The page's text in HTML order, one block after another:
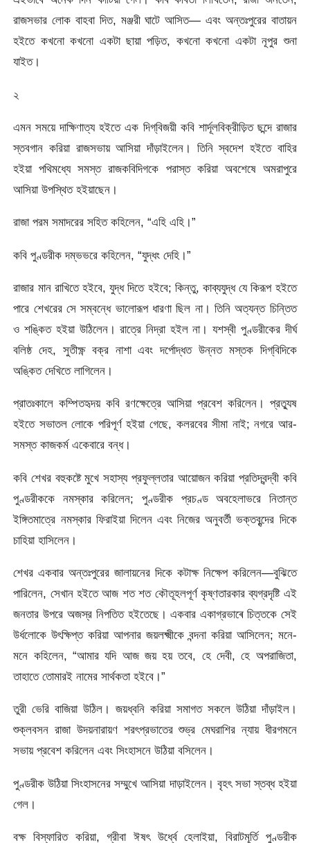
রাজসভার লােক বাহবা দিত, মঞ্জরী ঘাটে আসিত— এবং অন্তঃপুরের বাতায়ন
হইতে কখনাে কখনাে একটা ছায়া পড়িত, কখনাে কখনো একটা নূপুর শুনা
যাইত।
২
এমন সময়ে দাক্ষিণাত্য হইতে এক দিগ্‌বিজয়ী কবি শার্দূলবিক্রীড়িত ছন্দে রাজার
স্তবগান করিয়া রাজসভায় আসিয়া দাঁড়াইলেন। তিনি স্বদেশ হইতে বাহির
হইয়া পথিমধ্যে সমস্ত রাজকবিদিগকে পরাস্ত করিয়া অবশেষে অমরাপুরে
আসিয়া উপস্থিত হইয়াছেন।
রাজা পরম সমাদরের সহিত কহিলেন, “এহি এহি।”
কবি পুণ্ডরীক দম্ভভরে কহিলেন, “যুদ্ধং দেহি।”
রাজার মান রাখিতে হইবে, যুদ্ধ দিতে হইবে; কিন্তু, কাব্যযুদ্ধ যে কিরূপ হইতে
পারে শেখরের সে সম্বন্ধে ভালােরূপ ধারণা ছিল না। তিনি অত্যন্ত চিন্তিত
ও শঙ্কিত হইয়া উঠিলেন। রাত্রে নিদ্রা হইল না। যশস্বী পুণ্ডরীকের দীর্ঘ
বলিষ্ঠ দেহ, সুতীক্ষ্ণ বক্র নাশা এবং দর্পোদ্ধত উন্নত মস্তক দিগ্‌বিদিকে
অঙ্কিত দেখিতে লাগিলেন।
প্রাতঃকালে কম্পিতহৃদয় কবি রণক্ষেত্রে আসিয়া প্রবেশ করিলেন। প্রত্যুষ
হইতে সভাতল লােকে পরিপূর্ণ হইয়া গেছে, কলরবের সীমা নাই; নগরে আর-
সমস্ত কাজকর্ম একেবারে বন্ধ।
কবি শেখর বহুকষ্টে মুখে সহাস্য প্রফুল্লতার আয়ােজন করিয়া প্রতিদ্বন্দ্বী কবি
পুণ্ডরীককে নমস্কার করিলেন; পুণ্ডরীক প্রচণ্ড অবহেলাভরে নিতান্ত
ইঙ্গিতমাত্রে নমস্কার ফিরাইয়া দিলেন এবং নিজের অনুবর্তী ভক্তবৃন্দের দিকে
চাহিয়া হাসিলেন।
শেখর একবার অন্তঃপুরের জালায়নের দিকে কটাক্ষ নিক্ষেপ করিলেন—বুঝিতে
পারিলেন, সেখান হইতে আজ শত শত কৌতূহলপূর্ণ কৃষ্ণতারকারব্যগ্রদৃষ্টি এই
জনতার উপরে অজস্র নিপতিত হইতেছে। একবার একাগ্রভাৰে চিত্তকে সেই
উর্ধলােকে উৎক্ষিপ্ত করিয়া আপনার জয়লক্ষ্মীকে বন্দনা করিয়া আসিলেন; মনে-
মনে কহিলেন, “আমার যদি আজ জয় হয় তবে, হে দেবী, হে অপরাজিতা,
তাহাতে তােমারই নামের সার্থকতা হইবে।”
তুরী ভেরি বাজিয়া উঠিল। জয়ধ্বনি করিয়া সমাগত সকলে উঠিয়া দাঁড়াইল।
শুক্লবসন রাজা উদয়নারায়ণ শরৎপ্রভাতের শুভ্র মেঘরাশির ন্যায় ধীরগমনে
সভায় প্রবেশ করিলেন এবং সিংহাসনে উঠিয়া বসিলেন।
পুণ্ডরীক উঠিয়া সিংহাসনের সম্মুখে আসিয়া দাড়াইলেন। বৃহৎ সভা স্তব্ধ হইয়া
গেল।
বক্ষ বিস্ফারিত করিয়া, গ্রীবা ঈষৎ উর্ধ্বে হেলাইয়া, বিরাটমূর্তি পুণ্ডরীক